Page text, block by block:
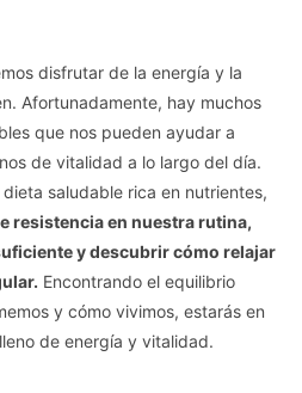
disfrutar de la energía y la
Afortunadamente, hay muchos
que nos pueden ayudar a
de vitalidad a lo largo del día.
saludable rica en nutrientes,
resistencia en nuestra rutina,
y descubrir cómo relajar
Encontrando el equilibrio
y cómo vivimos, estarás en
de energía y vitalidad.